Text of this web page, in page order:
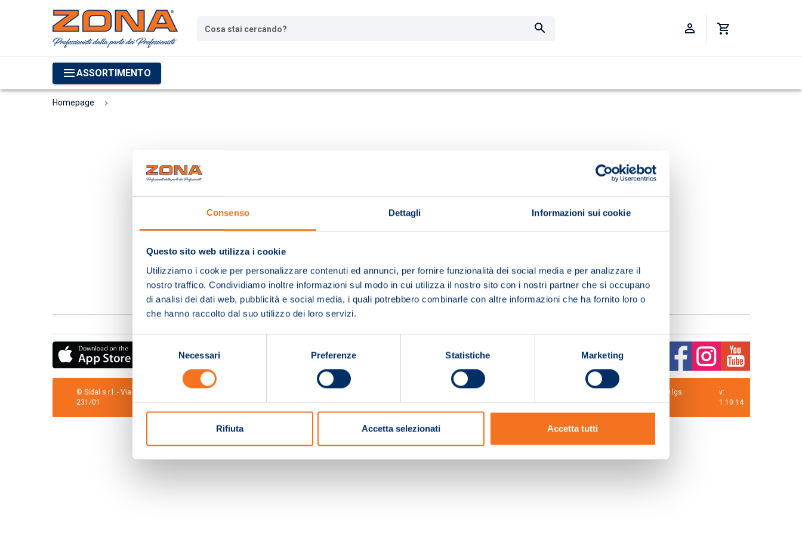
Consenso Dettagli Informazioni sui cookie
Questo sito web utilizza i cookie
Utilizziamo i cookie per personalizzare contenuti ed annunci, per fornire funzionalità dei social media e per analizzare il
nostro traffico. Condividiamo inoltre informazioni sul modo in cui utilizza il nostro sito con i nostri partner che si occupano
di analisi dei dati web, pubblicità e social media, i quali potrebbero combinarle con altre informazioni che ha fornito loro o
che hanno raccolto dal suo utilizzo dei loro servizi.
Selezione
consenso
Necessari Preferenze Statistiche Marketing
Rifiuta Accetta selezionati Accetta tutti
Cosa stai cercando?
ASSORTIMENTO
Homepage
© Sidal s.r.l. - Via S.Agostino,50, 51100 Pistoia - Cod.Fisc. e Registro Imprese Pistoia 01680210505 – R.E.A. n.155974 - Cap.Soc. € 2.000.000,00 i.v. La Società adotta il Codice Etico D.lgs.
231/01
v:
1.10.14